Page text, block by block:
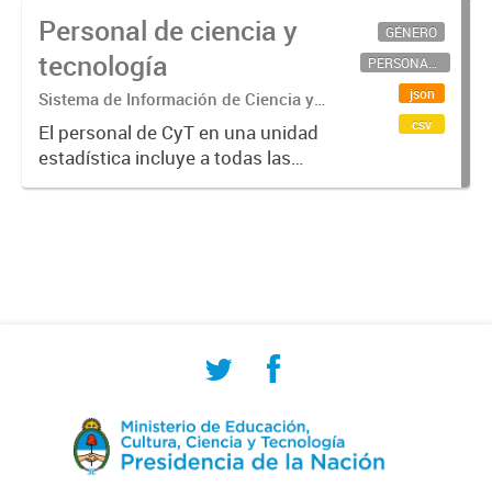
Personal de ciencia y
tecnología
Sistema de Información de Ciencia y
Tecnología Argentino (SICYTAR)
El personal de CyT en una unidad
estadística incluye a todas las
personas involucradas
GÉNERO
PERSONAL CIENTÍFICO-TECNOLÓGICO
json
csv